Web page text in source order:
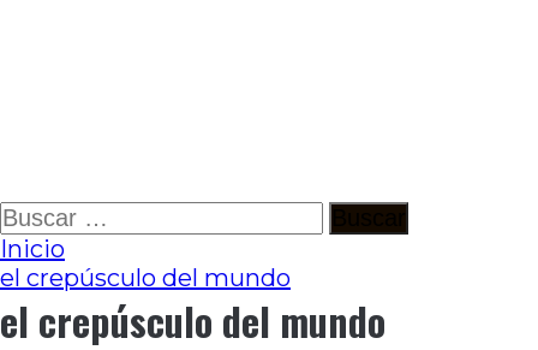
Ir
al
contenido
Buscar:
Inicio
el crepúsculo del mundo
el crepúsculo del mundo